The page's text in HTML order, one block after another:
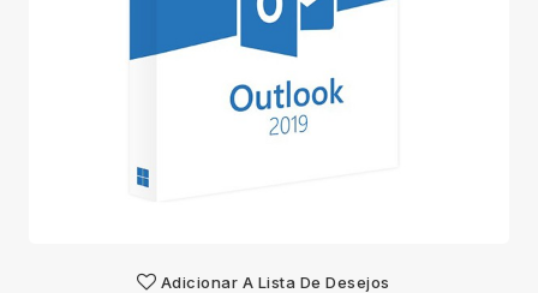
Adicionar A Lista De Desejos